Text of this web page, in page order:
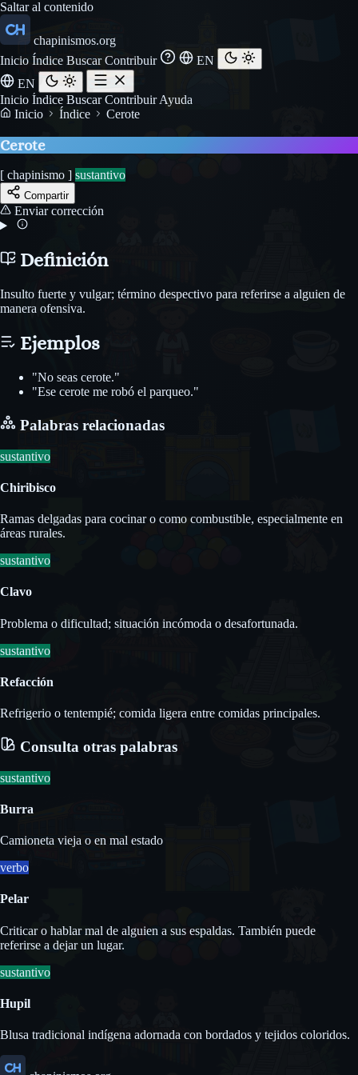
Saltar al contenido
chapinismos.org
Inicio Índice BuscarContribuir
EN
EN
Inicio Índice BuscarContribuirAyuda
Inicio
Índice Cerote
Cerote
[ chapinismo ] sustantivo
Compartir
Enviar corrección
Definición
Insulto fuerte y vulgar; término despectivo para referirse a alguien de
manera ofensiva.
Ejemplos
"No seas cerote."
"Ese cerote me robó el parqueo."
Palabras relacionadas
sustantivo
Chiribisco
Ramas delgadas para cocinar o como combustible, especialmente en
áreas rurales.
sustantivo
Clavo
Problema o dificultad; situación incómoda o desafortunada.
sustantivo
Refacción
Refrigerio o tentempié; comida ligera entre comidas principales.
Consulta otras palabras
sustantivo
Burra
Camioneta vieja o en mal estado
verbo
Pelar
Criticar o hablar mal de alguien a sus espaldas. También puede
referirse a dejar un lugar.
sustantivo
Hupil
Blusa tradicional indígena adornada con bordados y tejidos coloridos.